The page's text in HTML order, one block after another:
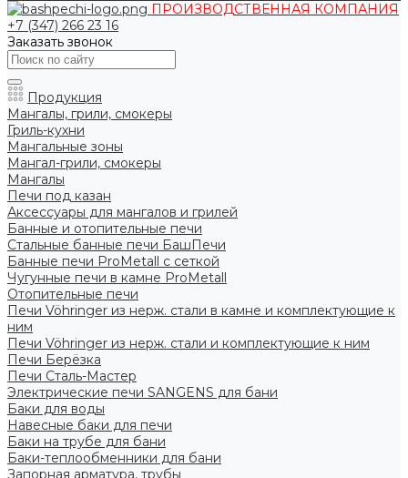
ПРОИЗВОДСТВЕННАЯ КОМПАНИЯ
+7 (347) 266 23 16
Заказать звонок
Продукция
Мангалы, грили, смокеры
Гриль-кухни
Мангальные зоны
Мангал-грили, смокеры
Мангалы
Печи под казан
Аксессуары для мангалов и грилей
Банные и отопительные печи
Стальные банные печи БашПечи
Банные печи ProMetall с сеткой
Чугунные печи в камне ProMetall
Отопительные печи
Печи Vöhringer из нерж. стали в камне и комплектующие к
ним
Печи Vöhringer из нерж. стали и комплектующие к ним
Печи Берёзка
Печи Сталь-Мастер
Электрические печи SANGENS для бани
Баки для воды
Навесные баки для печи
Баки на трубе для бани
Баки-теплообменники для бани
Запорная арматура, трубы